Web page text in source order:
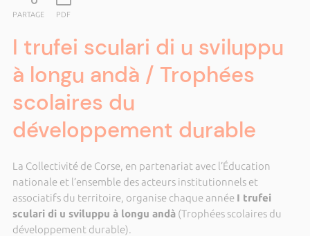
PARTAGE PDF
I trufei sculari di u sviluppu
à longu andà / Trophées
scolaires du
développement durable
La Collectivité de Corse, en partenariat avec l’Éducation
nationale et l’ensemble des acteurs institutionnels et
associatifs du territoire, organise chaque année I trufei
sculari di u sviluppu à longu andà(Trophées scolaires du
développement durable).